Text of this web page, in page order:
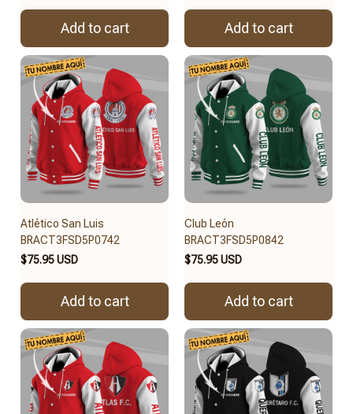
Add to cart Add to cart
Atlético San Luis
BRACT3FSD5P0742
$75.95 USD
Add to cart
Club León
BRACT3FSD5P0842
$75.95 USD
Add to cart